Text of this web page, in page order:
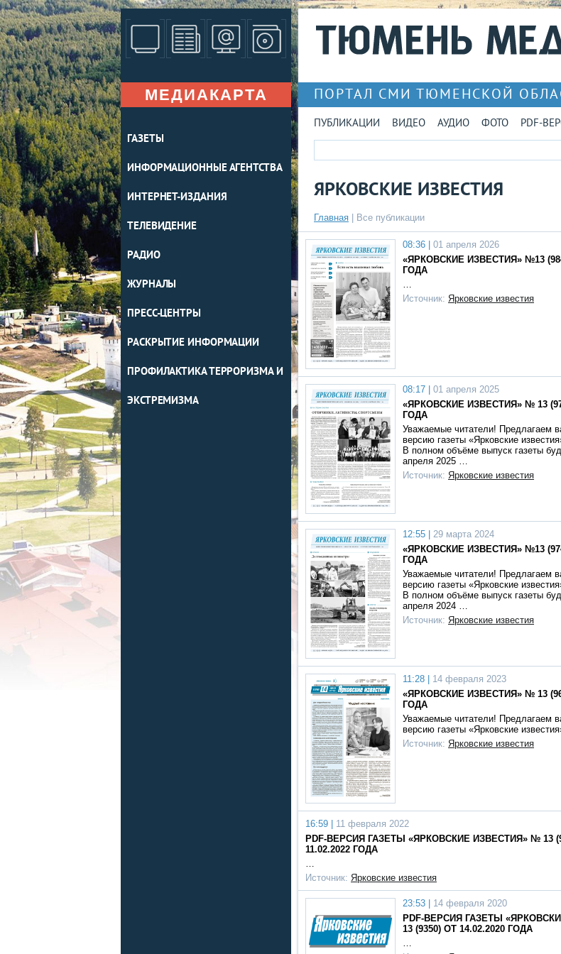
МЕДИАКАРТА
ГАЗЕТЫ
ИНФОРМАЦИОННЫЕ АГЕНТСТВА
ИНТЕРНЕТ-ИЗДАНИЯ
ТЕЛЕВИДЕНИЕ
РАДИО
ЖУРНАЛЫ
ПРЕСС-ЦЕНТРЫ
РАСКРЫТИЕ ИНФОРМАЦИИ
ПРОФИЛАКТИКА ТЕРРОРИЗМА И
ЭКСТРЕМИЗМА
ПОРТАЛ СМИ ТЮМЕНСКОЙ
ПУБЛИКАЦИИ ВИДЕО АУДИО ФОТО PDF-
ЯРКОВСКИЕ ИЗВЕСТИЯ
Главная Все публикации
08:36 |
01 апреля 2026
«ЯРКОВСКИЕ ИЗВЕСТИЯ» №13
ГОДА
…
Источник: Ярковские известия
08:17 |
01 апреля 2025
«ЯРКОВСКИЕ ИЗВЕСТИЯ» № 13
ГОДА
Уважаемые читатели! Предлагаем
версию газеты «Ярковские
В полном объёме выпуск газеты
апреля 2025 …
Источник: Ярковские известия
12:55 |
29 марта 2024
«ЯРКОВСКИЕ ИЗВЕСТИЯ» №13
ГОДА
Уважаемые читатели! Предлагаем
версию газеты «Ярковские
В полном объёме выпуск газеты
апреля 2024 …
Источник: Ярковские известия
11:28 | 14 февраля 2023
«ЯРКОВСКИЕ ИЗВЕСТИЯ» № 13
ГОДА
Уважаемые читатели! Предлагаем
версию газеты «Ярковские
Источник: Ярковские известия
16:59 | 11 февраля 2022
PDF-ВЕРСИЯ ГАЗЕТЫ «ЯРКОВСКИЕ ИЗВЕСТИЯ» № 13
11.02.2022 ГОДА
Источник: Ярковские известия
23:53 | 14 февраля 2020
PDF-ВЕРСИЯ ГАЗЕТЫ
13 (9350) ОТ 14.02.2020 ГОДА